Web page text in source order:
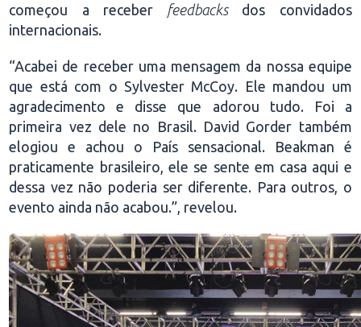
começou a receber feedbacksdos convidados
internacionais.
“Acabei de receber uma mensagem da nossa equipe
que está com o Sylvester McCoy. Ele mandou um
agradecimento e disse que adorou tudo. Foi a
primeira vez dele no Brasil. David Gorder também
elogiou e achou o País sensacional. Beakman é
praticamente brasileiro, ele se sente em casa aqui e
dessa vez não poderia ser diferente. Para outros, o
evento ainda não acabou.”, revelou.